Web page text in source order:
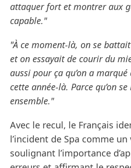
attaquer fort et montrer aux
capable."
"À ce moment-là, on se
et on essayait de courir du
aussi pour ça qu’on a
cette année-là. Parce qu’on
ensemble."
Avec le recul, le Français
l’incident de Spa comme
soulignant l’importance